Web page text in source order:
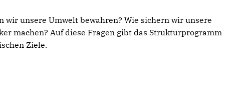
unsere Umwelt bewahren? Wie sichern wir unsere
machen? Auf diese Fragen gibt das Strukturprogramm
Ziele.